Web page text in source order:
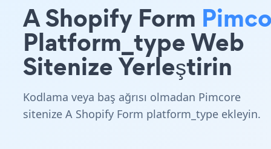
A Shopify Form
Platform_type Web
Sitenize Yerleştirin
Kodlama veya baş ağrısı olmadan Pimcore
sitenize A Shopify Form platform_type ekleyin.